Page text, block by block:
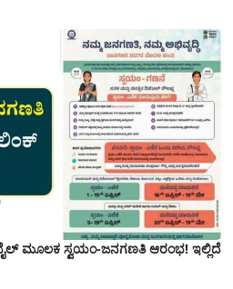
ಮೂಲಕ ಸ್ವಯಂ-ಜನಗಣತಿ ಆರಂಭ! ಇಲ್ಲಿದೆ